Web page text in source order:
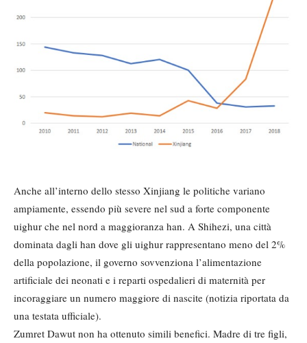
Anche all’interno dello stesso Xinjiang le politiche variano
ampiamente, essendo più severe nel sud a forte componente
uighur che nel nord a maggioranza han. A Shihezi, una città
dominata dagli han dove gli uighur rappresentano meno del 2%
della popolazione, il governo sovvenziona l’alimentazione
artificiale dei neonati e i reparti ospedalieri di maternità per
incoraggiare un numero maggiore di nascite (notizia riportata da
una testata ufficiale).
Zumret Dawut non ha ottenuto simili benefici. Madre di tre figli,